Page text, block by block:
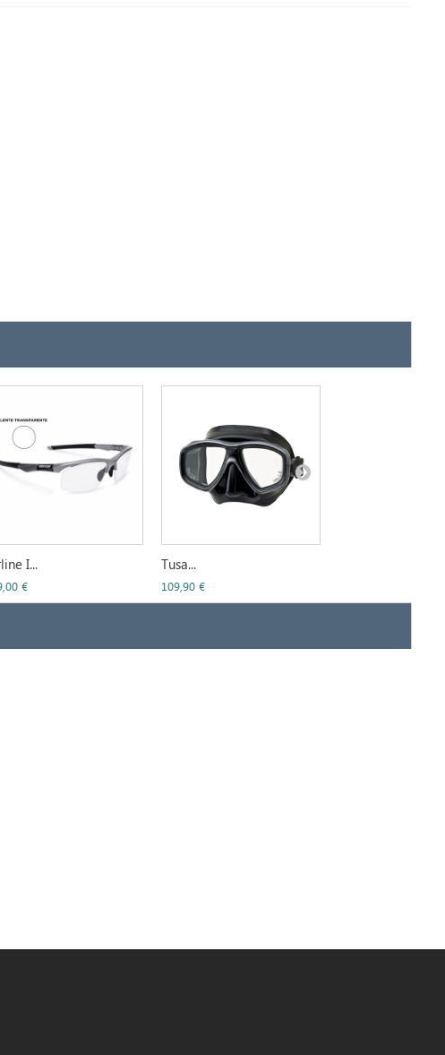
I...
€
Tusa...
109,90 €